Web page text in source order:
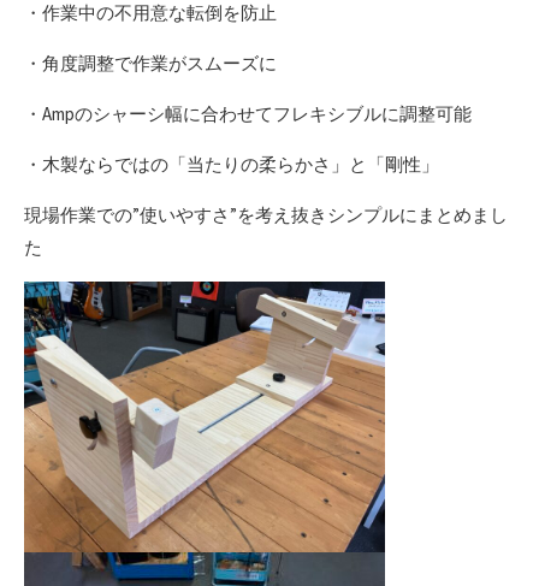
・作業中の不用意な転倒を防止
・角度調整で作業がスムーズに
・Ampのシャーシ幅に合わせてフレキシブルに調整可能
・木製ならではの「当たりの柔らかさ」と「剛性」
現場作業での”使いやすさ”を考え抜きシンプルにまとめまし
た